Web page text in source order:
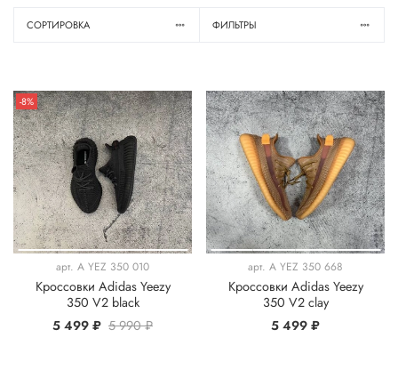
СОРТИРОВКА ФИЛЬТРЫ
-8%
арт. A YEZ 350 010
Кроссовки Adidas Yeezy
350 V2 black
5 499 ₽ 5 990 ₽
арт. A YEZ 350 668
Кроссовки Adidas Yeezy
350 V2 clay
5 499 ₽